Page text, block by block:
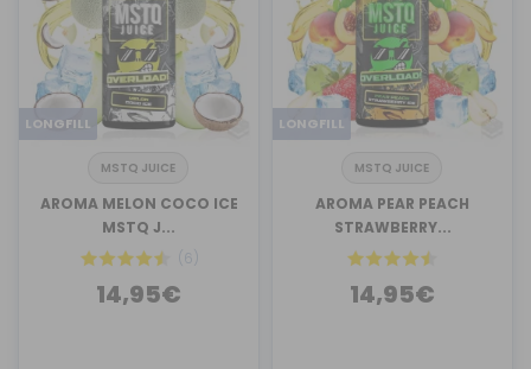
LONGFILL
MSTQ JUICE
AROMA MELON COCO ICE
MSTQ J...
(6)
14,95€
LONGFILL
MSTQ JUICE
AROMA PEAR PEACH
STRAWBERRY...
14,95€